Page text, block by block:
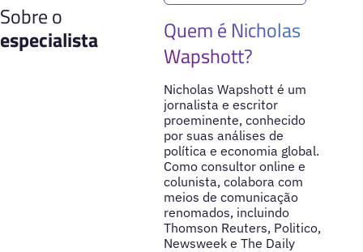
Sobre o
especialista
Quem é Nicholas
Wapshott?
Nicholas Wapshott é um
jornalista e escritor
proeminente, conhecido
por suas análises de
política e economia global.
Como consultor online e
colunista, colabora com
meios de comunicação
renomados, incluindo
Thomson Reuters, Politico,
Newsweek e The Daily